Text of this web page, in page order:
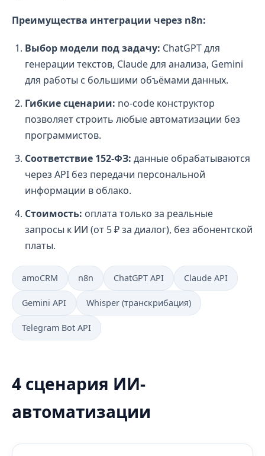
Преимущества интеграции через n8n:
Выбор модели под задачу: ChatGPT для
генерации текстов, Claude для анализа, Gemini
для работы с большими объёмами данных.
Гибкие сценарии: no-code конструктор
позволяет строить любые автоматизации без
программистов.
Соответствие 152-ФЗ: данные обрабатываются
через API без передачи персональной
информации в облако.
Стоимость: оплата только за реальные
запросы к ИИ (от 5 ₽ за диалог), без абонентской
платы.
amoCRM n8n ChatGPT API Claude API
Gemini API Whisper (транскрибация)
Telegram Bot API
4 сценария ИИ-
автоматизации